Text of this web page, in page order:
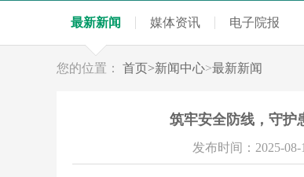
最新新闻 媒体资讯 电子院报
您的位置： 首页>新闻中心>最新新闻
筑牢安全防线，守
发布时间：2025-08-